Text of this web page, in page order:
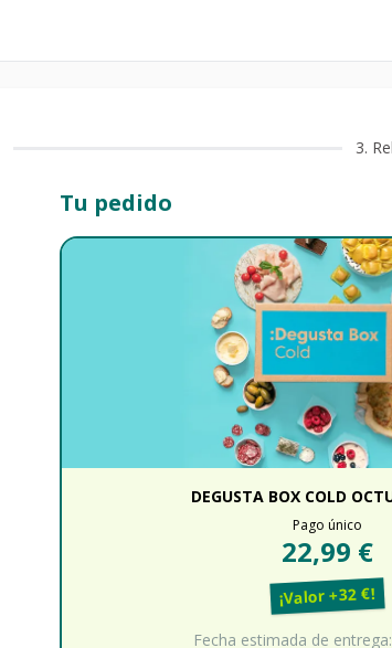
3.
Tu pedido
DEGUSTA BOX COLD
Pago único
22,99 €
¡Valor +32 €!
Fecha estimada de entrega: